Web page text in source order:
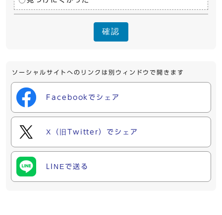
確認
ソーシャルサイトへのリンクは別ウィンドウで開きます
Facebookでシェア
X（旧Twitter）でシェア
LINEで送る